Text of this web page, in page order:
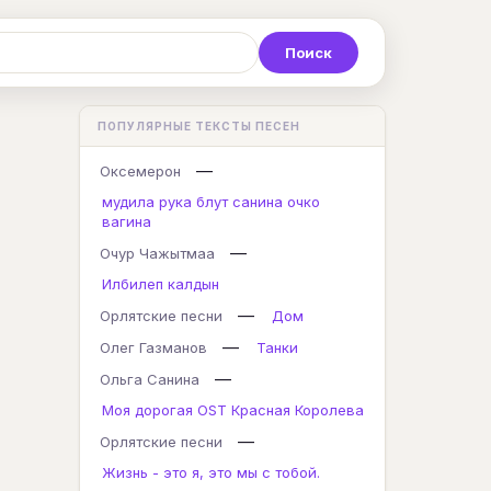
С Т У Ф Х Ц
L M N O P Q
ПОПУЛЯРНЫЕ ТЕКСТЫ ПЕСЕН
Оксемерон —
мудила рука блут санина очко
вагина
Очур Чажытмаа
—
Илбилеп калдын
Орлятские песни
—
Дом
Олег Газманов
—
Танки
Ольга Санина
—
Моя дорогая OST Красная Королева
Орлятские песни
—
Жизнь - это я, это мы с тобой.